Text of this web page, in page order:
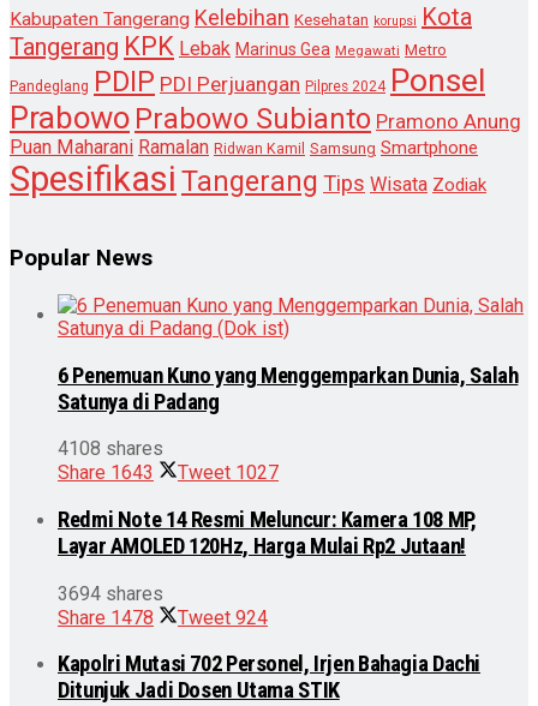
Kabupaten Tangerang Kelebihan Kesehatan korupsi
Kota
Tangerang KPK Lebak Marinus Gea Megawati Metro
Pandeglang PDIP PDI Perjuangan Pilpres 2024 Ponsel
Prabowo Prabowo Subianto Pramono Anung
Puan Maharani Ramalan Ridwan Kamil Samsung Smartphone
Spesifikasi Tangerang Tips Wisata Zodiak
Popular News
6 Penemuan Kuno yang Menggemparkan Dunia, Salah
Satunya di Padang
4108 shares
Share 1643 Tweet 1027
Redmi Note 14 Resmi Meluncur: Kamera 108 MP,
Layar AMOLED 120Hz, Harga Mulai Rp2 Jutaan!
3694 shares
Share 1478 Tweet 924
Kapolri Mutasi 702 Personel, Irjen Bahagia Dachi
Ditunjuk Jadi Dosen Utama STIK